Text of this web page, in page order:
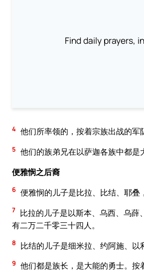
Find daily prayers,
4 他们所率领的，按着宗族出战的军
5 他们的族弟兄在以萨迦各族中都是
便雅悯之后裔
6 便雅悯的儿子是比拉、比结、耶叠
7 比拉的儿子是以斯本、乌西、乌
有二万二千零三十四人。
8 比结的儿子是细米拉、约阿施、以
9 他们都是族长，是大能的勇士。按